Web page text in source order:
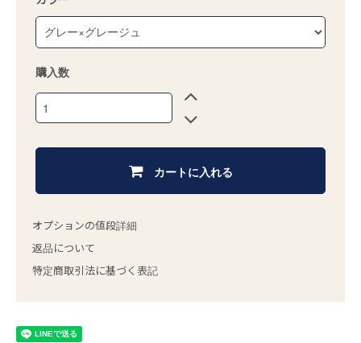
購入数
カートに入れる
オプションの値段詳細
返品について
特定商取引法に基づく表記